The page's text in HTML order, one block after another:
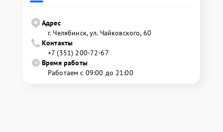
Адрес
г. Челябинск, ул. Чайковского, 60
Контакты
+7 (351) 200-72-67
Время работы
Работаем с 09:00 до 21:00